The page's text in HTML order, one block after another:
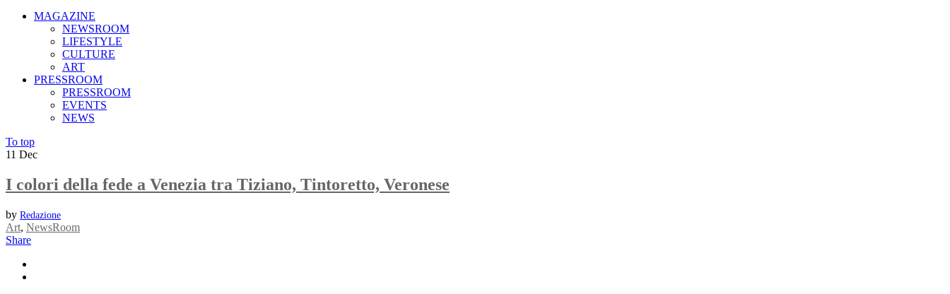
MAGAZINE
NEWSROOM
LIFESTYLE
CULTURE
ART
PRESSROOM
PRESSROOM
EVENTS
NEWS
To top
11 Dec
I colori della fede a Venezia tra Tiziano, Tintoretto, Veronese
by Redazione
Art, NewsRoom
Share